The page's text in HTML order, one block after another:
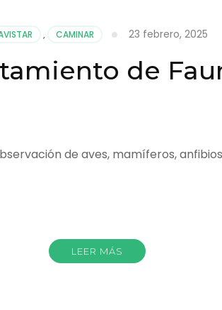
, CAMINAR 23 febrero, 2025
de
de aves, mamíferos,
LEER MÁS